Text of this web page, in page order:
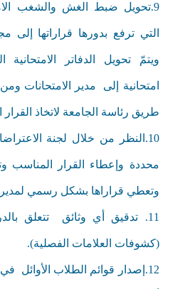
9
.تحويل ضبط الغش والشغب
التي ترفع بدورها قراراتها إلى
ويتمّ تحويل الدفاتر
امتحانية إلى مدير الامتحانات
طريق رئاسة الجامعة لاتخاذ
10
. النظر من خلال لجنة
محددة وإعطاء القرار المناسب
وتعطي قراراها بشكل رسمي لمدير
11
. تدقيق أي وثائق تتعلق
(كشوفات العلامات الفصلية).
12
. إصدار قوائم الطلاب